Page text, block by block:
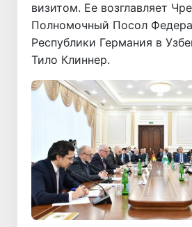
визитом. Ее возглавляет
Полномочный Посол
Республики Германия в
Тило Клиннер.